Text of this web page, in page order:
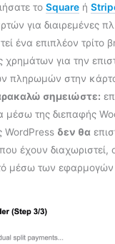
το Square ή
για διαιρεμένες
ένα επιπλέον τρίτο
χρημάτων για την
πληρωμών στην
σημειώστε:
μέσω της διεπαφής
WordPress δεν θα
έχουν διαχωριστεί,
μέσω των εφαρμογών